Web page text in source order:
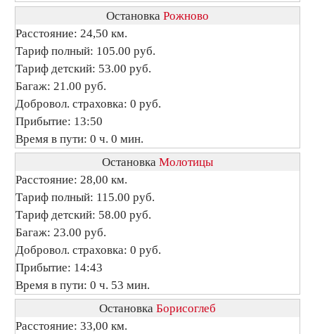
Остановка Рожново
Расстояние: 24,50 км.
Тариф полный: 105.00 руб.
Тариф детский: 53.00 руб.
Багаж: 21.00 руб.
Добровол. страховка: 0 руб.
Прибытие: 13:50
Время в пути: 0 ч. 0 мин.
Остановка Молотицы
Расстояние: 28,00 км.
Тариф полный: 115.00 руб.
Тариф детский: 58.00 руб.
Багаж: 23.00 руб.
Добровол. страховка: 0 руб.
Прибытие: 14:43
Время в пути: 0 ч. 53 мин.
Остановка Борисоглеб
Расстояние: 33,00 км.